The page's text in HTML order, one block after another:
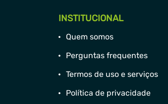
INSTITUCIONAL
Quem somos
Perguntas frequentes
Termos de uso e serviços
Política de privacidade